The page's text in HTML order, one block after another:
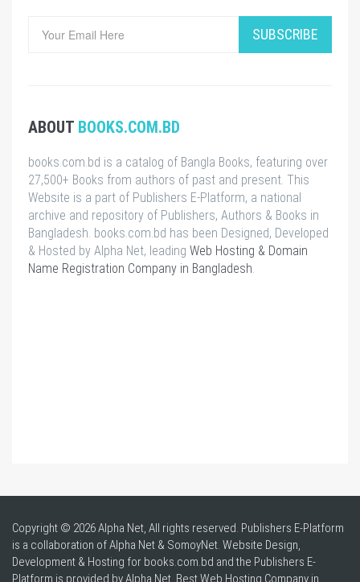
SUBSCRIBE
ABOUT BOOKS.COM.BD
books.com.bd is a catalog of Bangla Books, featuring over
27,500+ Books from authors of past and present. This
Website is a part of Publishers E-Platform, a national
archive and repository of Publishers, Authors & Books in
Bangladesh. books.com.bd has been Designed, Developed
& Hosted by Alpha Net, leading Web Hosting & Domain
Name Registration Company in Bangladesh
Copyright © 2026 Alpha Net, All rights reserved. Publishers E-Platform
is a collaboration of Alpha Net & SomoyNet. Website Design,
Development & Hosting for books.com.bd and the Publishers E-
Platform is provided by Alpha Net. BestWeb Hosting Company in